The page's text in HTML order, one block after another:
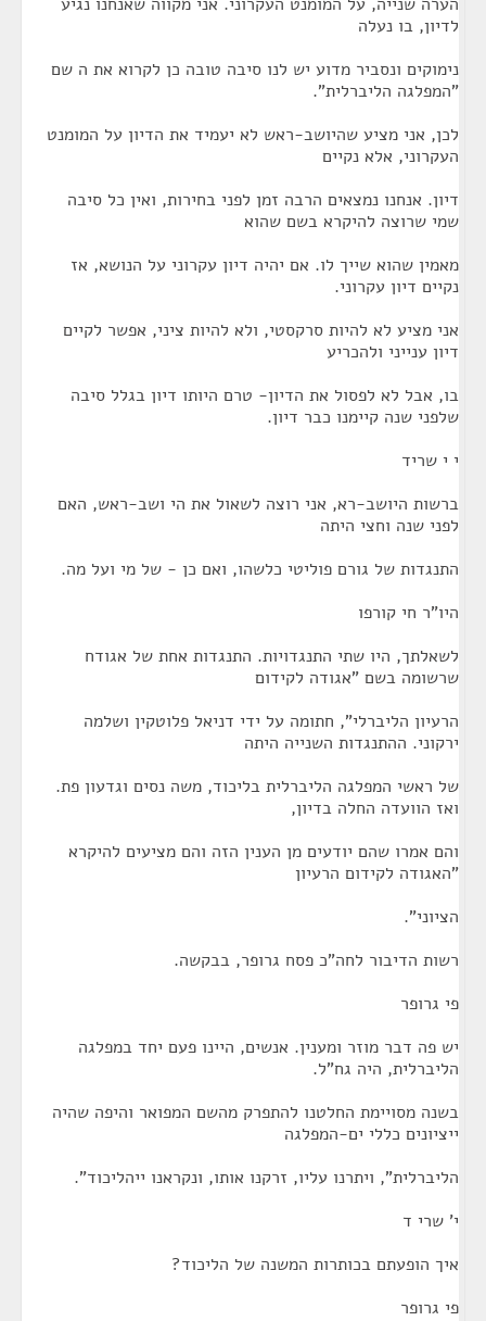
לדיון, בו נעלה
נימוקים ונסביר מדוע יש לנו סיבה טובה כן לקרוא את ה שם
"המפלגה הליברלית".
לכן, אני מציע שהיושב-ראש לא יעמיד את הדיון על המומנט
העקרוני, אלא נקיים
דיון. אנחנו נמצאים הרבה זמן לפני בחירות, ואין כל סיבה
שמי שרוצה להיקרא בשם שהוא
מאמין שהוא שייך לו. אם יהיה דיון עקרוני על הנושא, אז
נקיים דיון עקרוני.
אני מציע לא להיות סרקסטי, ולא להיות ציני, אפשר לקיים
דיון ענייני ולהכריע
בו, אבל לא לפסול את הדיון- טרם היותו דיון בגלל סיבה
שלפני שנה קיימנו כבר דיון.
י י שריד
ברשות היושב-רא, אני רוצה לשאול את הי ושב-ראש, האם
לפני שנה וחצי היתה
התנגדות של גורם פוליטי כלשהו, ואם כן - של מי ועל מה.
היו"ר חי קורפו
לשאלתך, היו שתי התנגדויות. התנגדות אחת של אגודח
שרשומה בשם "אגודה לקידום
הרעיון הליברלי", חתומה על ידי דניאל פלוטקין ושלמה
ירקוני. ההתנגדות השנייה היתה
של ראשי המפלגה הליברלית בליכוד, משה נסים וגדעון פת.
ואז הוועדה החלה בדיון,
והם אמרו שהם יודעים מן הענין הזה והם מציעים להיקרא
"האגודה לקידום הרעיון
הציוני".
רשות הדיבור לחה"כ פסח גרופר, בבקשה.
פי גרופר
יש פה דבר מוזר ומענין. אנשים, היינו פעם יחד במפלגה
הליברלית, היה גח"ל.
בשנה מסויימת החלטנו להתפרק מהשם המפואר והיפה שהיה
ייציונים כללי ים-המפלגה
הליברלית", ויתרנו עליו, זרקנו אותו, ונקראנו ייהליכוד".
י' שרי ד
איך הופעתם בכותרות המשנה של הליכוד?
פי גרופר